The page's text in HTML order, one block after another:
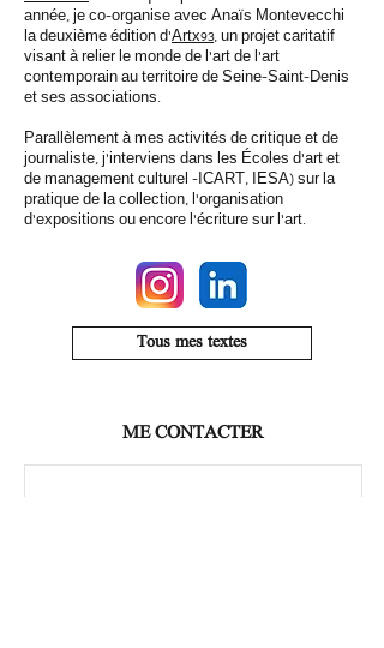
année, je co-organise avec Anaïs Montevecchi
la deuxième édition d'Artx93, un projet caritatif
visant à relier le monde de l'art de l'art
contemporain au territoire de Seine-Saint-Denis
et ses associations.
Parallèlement à mes activités de critique et de
journaliste, j'interviens dans les Écoles d'art et
de management culturel -ICART, IESA) sur la
pratique de la collection, l'organisation
d'expositions ou encore l'écriture sur l'art.
Tous mes textes
ME CONTACTER